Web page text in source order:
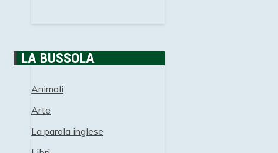
LA BUSSOLA
Animali
Arte
La parola inglese